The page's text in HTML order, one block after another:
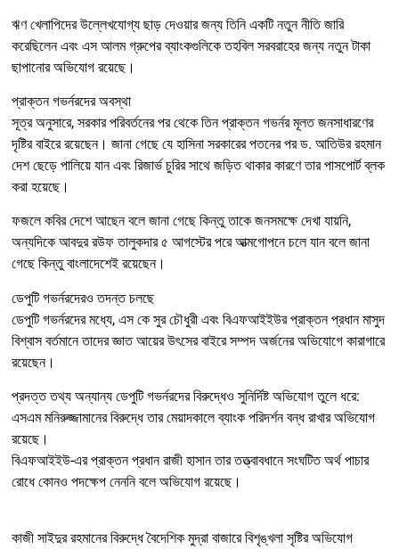
ঋণ খেলাপিদের উল্লেখযোগ্য ছাড় দেওয়ার জন্য তিনি একটি নতুন নীতি জারি
করেছিলেন এবং এস আলম গ্রুপের ব্যাংকগুলিকে তহবিল সরবরাহের জন্য নতুন টাকা
ছাপানোর অভিযোগ রয়েছে।
প্রাক্তন গভর্নরদের অবস্থা
সূত্র অনুসারে, সরকার পরিবর্তনের পর থেকে তিন প্রাক্তন গভর্নর মূলত জনসাধারণের
দৃষ্টির বাইরে রয়েছেন। জানা গেছে যে হাসিনা সরকারের পতনের পর ড. আতিউর রহমান
দেশ ছেড়ে পালিয়ে যান এবং রিজার্ভ চুরির সাথে জড়িত থাকার কারণে তার পাসপোর্ট ব্লক
করা হয়েছে।
ফজলে কবির দেশে আছেন বলে জানা গেছে কিন্তু তাকে জনসমক্ষে দেখা যায়নি,
অন্যদিকে আবদুর রউফ তালুকদার ৫ আগস্টের পরে আত্মগোপনে চলে যান বলে জানা
গেছে কিন্তু বাংলাদেশেই রয়েছেন।
ডেপুটি গভর্নরদেরও তদন্ত চলছে
ডেপুটি গভর্নরদের মধ্যে, এস কে সুর চৌধুরী এবং বিএফআইইউর প্রাক্তন প্রধান মাসুদ
বিশ্বাস বর্তমানে তাদের জ্ঞাত আয়ের উৎসের বাইরে সম্পদ অর্জনের অভিযোগে কারাগারে
রয়েছেন।
প্রদত্ত তথ্য অন্যান্য ডেপুটি গভর্নরদের বিরুদ্ধেও সুনির্দিষ্ট অভিযোগ তুলে ধরে:
এসএম মনিরুজ্জামানের বিরুদ্ধে তার মেয়াদকালে ব্যাংক পরিদর্শন বন্ধ রাখার অভিযোগ
রয়েছে।
বিএফআইইউ-এর প্রাক্তন প্রধান রাজী হাসান তার তত্ত্বাবধানে সংঘটিত অর্থ পাচার
রোধে কোনও পদক্ষেপ নেননি বলে অভিযোগ রয়েছে।
কাজী সাইদুর রহমানের বিরুদ্ধে বৈদেশিক মুদ্রা বাজারে বিশৃঙ্খলা সৃষ্টির অভিযোগ